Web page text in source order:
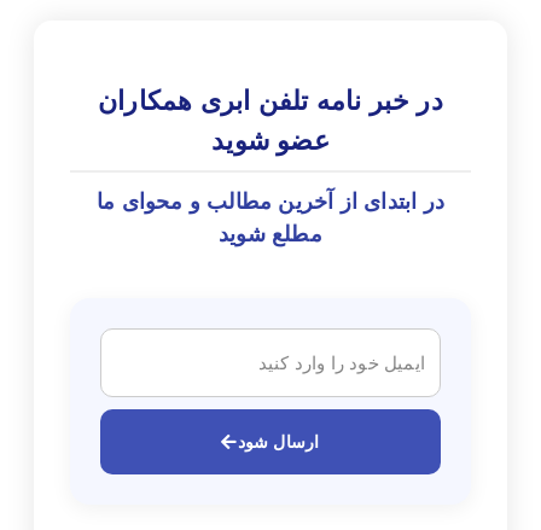
در خبر نامه تلفن ابری همکاران
عضو شوید
در ابتدای از آخرین مطالب و محوای ما
مطلع شوید
ارسال شود